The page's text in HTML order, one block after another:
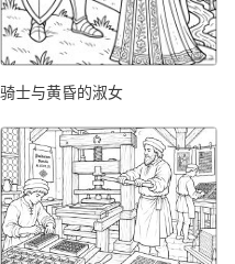
骑士与黄昏的淑女